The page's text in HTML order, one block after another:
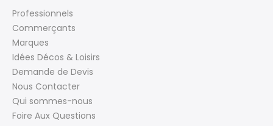
Professionnels
Commerçants
Marques
Idées Décos & Loisirs
Demande de Devis
Nous Contacter
Qui sommes-nous
Foire Aux Questions